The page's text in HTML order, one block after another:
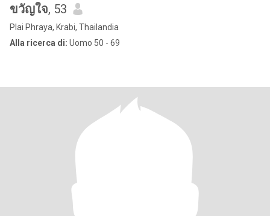
ขวัญใจ, 53
Plai Phraya, Krabi, Thailandia
Alla ricerca di: Uomo 50 - 69